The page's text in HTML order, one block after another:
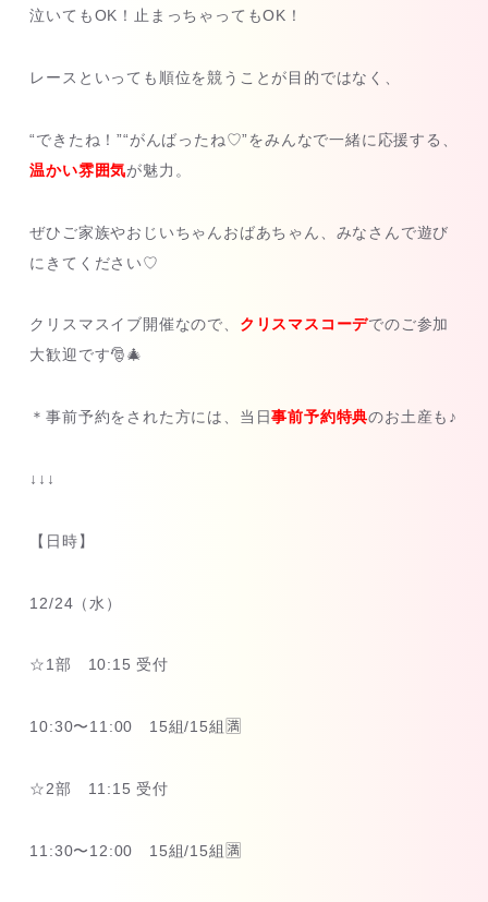
泣いてもOK！止まっちゃってもOK！
レースといっても順位を競うことが目的ではなく、
“できたね！”“がんばったね♡”をみんなで一緒に応援する、
温かい雰囲気が魅力。
ぜひご家族やおじいちゃんおばあちゃん、みなさんで遊び
にきてください♡
クリスマスイブ開催なので、 クリスマスコーデでのご参加
大歓迎です🎅🎄
＊事前予約をされた方には、当日事前予約特典のお土産も♪
↓↓↓
【日時】
12/24（水）
☆1部 10:15 受付
10:30〜11:00 15組/15組🈵
☆2部 11:15 受付
11:30〜12:00 15組/15組🈵